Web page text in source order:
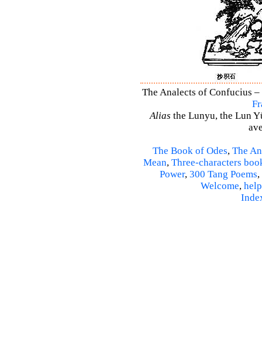
The Analects of Confucius
Alias the Lunyu, the Lun
The Book of Odes, The
Mean, Three-characters
Power, 300 Tang Poems,
Welcome, help